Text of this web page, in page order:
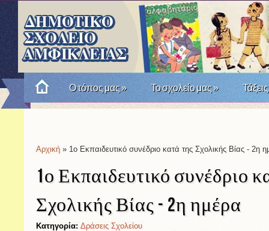
Ο τόπος μας» Το σχολείο μας» Τάξεις
Είστε εδώ
Αρχική » 1ο Εκπαιδευτικό συνέδριο κατά της Σχολικής Βίας - 2η
1ο Εκπαιδευτικό συνέδριο
Σχολικής Βίας - 2η ημέρα
Κατηγορία: Δράσεις Σχολείου